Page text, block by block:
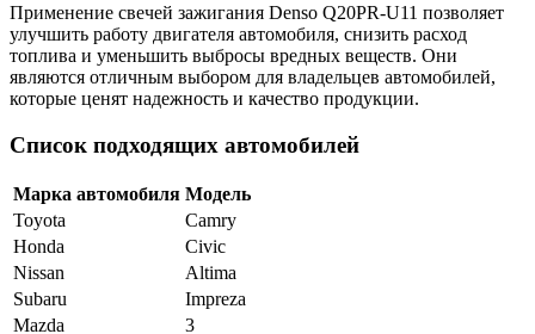
Применение свечей зажигания Denso Q20PR-U11 позволяет
улучшить работу двигателя автомобиля, снизить расход
топлива и уменьшить выбросы вредных веществ. Они
являются отличным выбором для владельцев автомобилей,
которые ценят надежность и качество продукции.
Список подходящих автомобилей
Марка автомобиля Модель
Toyota
Camry
Honda
Civic
Nissan
Altima
Subaru
Impreza
Mazda
3